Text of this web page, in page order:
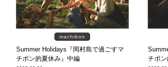
machibon
Summer Holidays『岡村島で過ごすマ
チボン的夏休み』中編
チボ